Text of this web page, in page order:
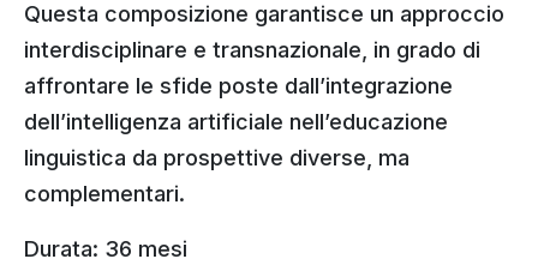
Questa composizione garantisce un approccio
interdisciplinare e transnazionale, in grado di
affrontare le sfide poste dall’integrazione
dell’intelligenza artificiale nell’educazione
linguistica da prospettive diverse, ma
complementari.
Durata: 36 mesi